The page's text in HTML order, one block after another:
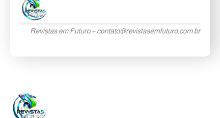
Revistas em Futuro –contato@revistasemfuturo.com.br